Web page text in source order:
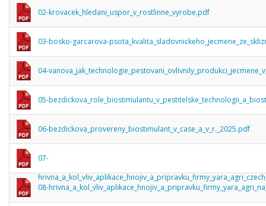
02-krovacek_hledani_uspor_v_rostlinne_vyrobe.pdf
03-bosko-garcarova-
04-
05-
06-bezdickova_provereny_biostimulant_v_case_a_v_r._2025.pdf
07-
08-